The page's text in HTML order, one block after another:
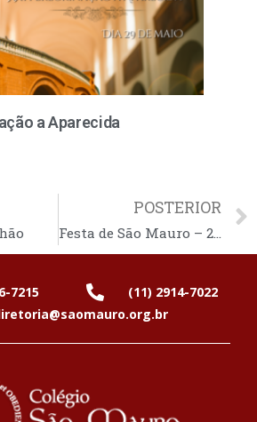
a Aparecida
POSTERIOR
Festa de São Mauro – 2025
7215
(11) 2914-7022